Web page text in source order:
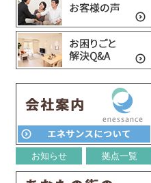
お知らせ 拠点一覧